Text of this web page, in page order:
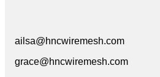
ailsa@hncwiremesh.com
grace@hncwiremesh.com